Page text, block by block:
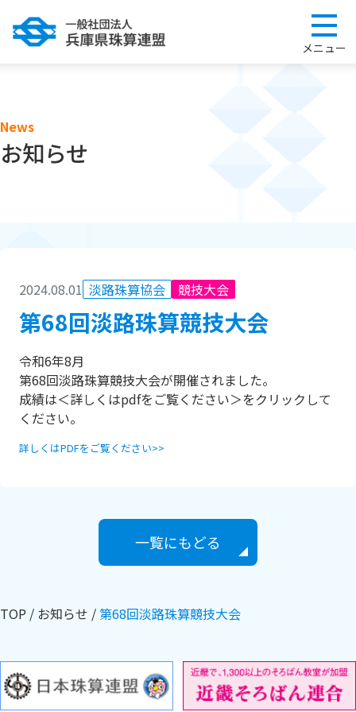
News
お知らせ
2024.08.01 淡路珠算協会 競技大会
第68回淡路珠算競技大会
令和6年8月
第68回淡路珠算競技大会が開催されました。
成績は＜詳しくはpdfをご覧ください＞をクリックして
ください。
詳しくはPDFをご覧ください>>
一覧にもどる
TOP お知らせ 第68回淡路珠算競技大会